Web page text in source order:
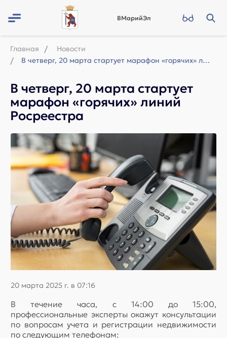
ВМарийЭл
Главная
Новости
В четверг, 20 марта стартует марафон «горячих» линий Росреестра
В четверг, 20 марта стартует
марафон «горячих» линий
Росреестра
20 марта 2025 г. в 07:16
В течение часа, с 14:00 до 15:00,
профессиональные эксперты окажут консультации
по вопросам учета и регистрации недвижимости
по следующим телефонам: